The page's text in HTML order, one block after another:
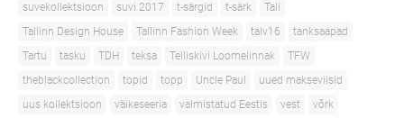
suvekollektsioon
suvi 2017 t-särgid t-särk
Tali
Tallinn Design House
Tallinn Fashion Week talv16
tanksaapad
Tartu
tasku TDH teksa Telliskivi Loomelinnak
TFW
theblackcollection
topid topp Uncle Paul
uued makseviisid
uus kollektsioon
väikeseeria valmistatud Eestis vest
võrk